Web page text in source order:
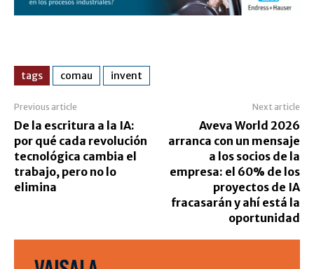
tags comau invent
Previous article
De la escritura a la IA:
por qué cada revolución
tecnológica cambia el
trabajo, pero no lo
elimina
Next article
Aveva World 2026
arranca con un mensaje
a los socios de la
empresa: el 60% de los
proyectos de IA
fracasarán y ahí está la
oportunidad